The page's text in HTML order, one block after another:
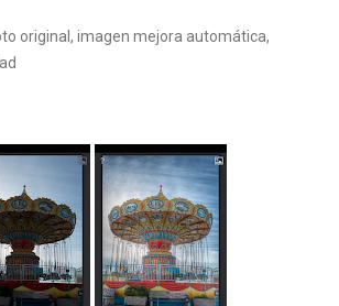
original, imagen mejora automática,